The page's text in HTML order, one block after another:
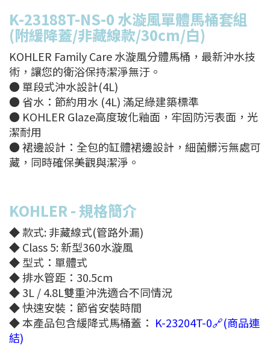
K-23188T-NS-0 水漩風單體馬桶套組
(附緩降蓋/非藏線款/30cm/白)
KOHLER Family Care 水漩風分體馬桶，最新沖水技
術，讓您的衛浴保持潔淨無汙。
● 單段式沖水設計(4L)
● 省水：節約用水 (4L) 滿足綠建築標準
● KOHLER Glaze高度玻化釉面，牢固防污表面，光
潔耐用
● 裙邊設計：全包的缸體裙邊設計，細菌髒污無處可
藏，同時確保美觀與潔淨。
KOHLER - 規格簡介
◆ 款式: 非藏線式(管路外漏)
◆ Class 5: 新型360水漩風
◆ 型式：單體式
◆ 排水管距：30.5cm
◆ 3L / 4.8L雙重沖洗適合不同情況
◆ 快速安裝：節省安裝時間
◆ 本產品包含緩降式馬桶蓋： K-23204T-0🔗(商品連
結)